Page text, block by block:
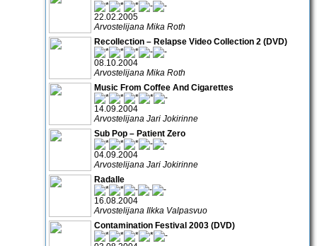
22.02.2005
Arvostelijana Mika Roth
Recollection – Relapse Video Collection 2 (DVD)
08.10.2004
Arvostelijana Mika Roth
Music From Coffee And Cigarettes
14.09.2004
Arvostelijana Jari Jokirinne
Sub Pop – Patient Zero
04.09.2004
Arvostelijana Jari Jokirinne
Radalle
16.08.2004
Arvostelijana Ilkka Valpasvuo
Contamination Festival 2003 (DVD)